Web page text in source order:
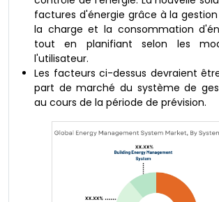
factures d'énergie grâce à la
la charge et la consommation
tout en planifiant selon les
l'utilisateur.
Les facteurs ci-dessus devraient
part de marché du système de
au cours de la période de prévision.